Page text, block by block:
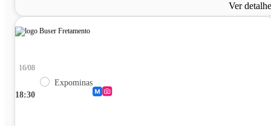
Ver
18:30
16/08
Expominas